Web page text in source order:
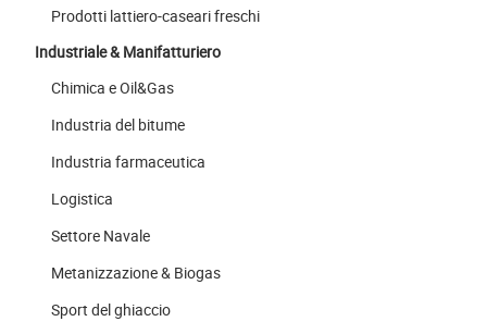
Prodotti lattiero-caseari freschi
Industriale & Manifatturiero
Chimica e Oil&Gas
Industria del bitume
Industria farmaceutica
Logistica
Settore Navale
Metanizzazione & Biogas
Sport del ghiaccio